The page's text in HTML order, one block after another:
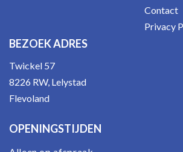
Contact
Privacy
BEZOEK ADRES
Twickel 57
8226 RW, Lelystad
Flevoland
OPENINGSTIJDEN